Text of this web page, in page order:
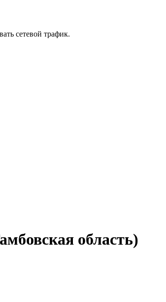
сетевой трафик.
область)